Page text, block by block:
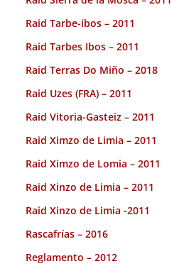
Raid Tarbe-ibos – 2011
Raid Tarbes Ibos – 2011
Raid Terras Do Miño – 2018
Raid Uzes (FRA) – 2011
Raid Vitoria-Gasteiz – 2011
Raid Ximzo de Limia – 2011
Raid Ximzo de Lomia – 2011
Raid Xinzo de Limia – 2011
Raid Xinzo de Limia -2011
Rascafrías – 2016
Reglamento – 2012